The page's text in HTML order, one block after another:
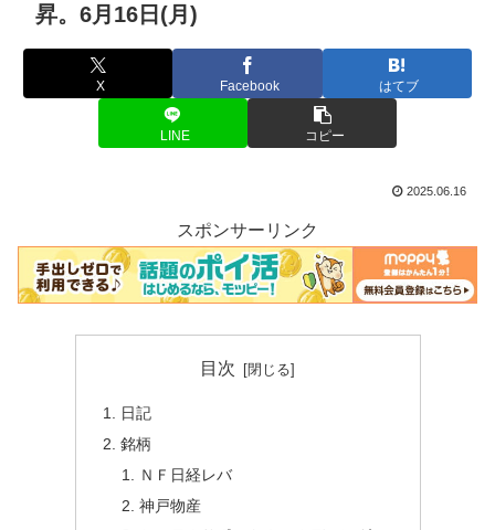
昇。6月16日(月)
X Facebook はてブ
LINE コピー
2025.06.16
スポンサーリンク
目次
日記
銘柄
ＮＦ日経レバ
神戸物産